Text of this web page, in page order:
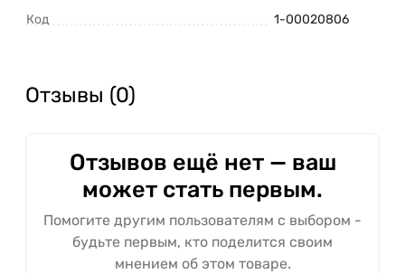
Код 1-00020806
Отзывы (0)
Отзывов ещё нет — ваш
может стать первым.
Помогите другим пользователям с выбором -
будьте первым, кто поделится своим
мнением об этом товаре.